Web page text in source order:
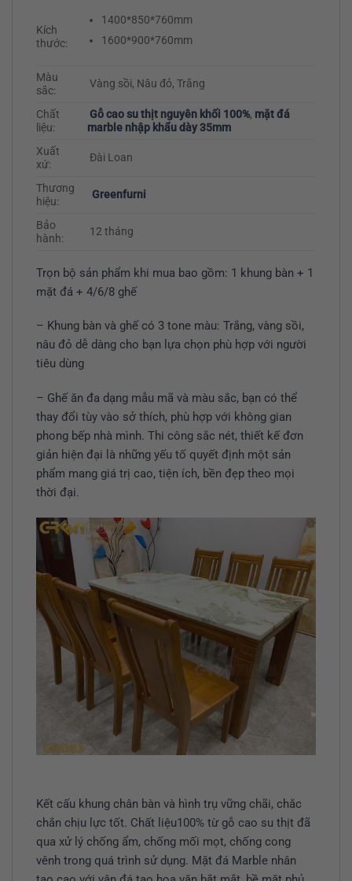
Kích
thước:
1400*850*760mm
1600*900*760mm
Màu
sắc:
Vàng sồi, Nâu đỏ, Trắng
Chất
liệu:
Gỗ cao su thịt nguyên khối 100%, mặt đá
marble nhập khẩu dày 35mm
Xuất
xứ:
Đài Loan
Thương
hiệu:
Greenfurni
Bảo
hành:
12 tháng
Trọn bộ sản phẩm khi mua bao gồm: 1 khung bàn + 1
mặt đá + 4/6/8 ghế
– Khung bàn và ghế có 3 tone màu: Trắng, vàng sồi,
nâu đỏ dễ dàng cho bạn lựa chọn phù hợp với người
tiêu dùng
– Ghế ăn đa dạng mẫu mã và màu sắc, bạn có thể
thay đổi tùy vào sở thích, phù hợp với không gian
phong bếp nhà mình. Thi công sắc nét, thiết kế đơn
giản hiện đại là những yếu tố quyết định một sản
phẩm mang giá trị cao, tiện ích, bền đẹp theo mọi
thời đại.
Kết cấu khung chân bàn và hình trụ vững chãi, chắc
chắn chịu lực tốt. Chất liệu100% từ gỗ cao su thịt đã
qua xử lý chống ẩm, chống mối mọt, chống cong
vênh trong quá trình sử dụng. Mặt đá Marble nhân